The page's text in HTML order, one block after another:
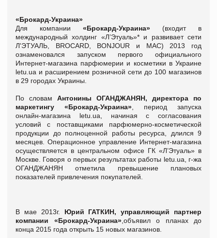
«Брокард-Украина»
Для компании «Брокард-Украина» (входит в
международный холдинг «Л’Этуаль»* и развивает сети
Л'ЭТУАЛЬ, BROCARD, BONJOUR и MAC) 2013 год
ознаменовался запуском первого официального
Интернет-магазина парфюмерии и косметики в Украине
letu.ua и расширением розничной сети до 100 магазинов
в 29 городах Украины.
По словам Антонины ОГАНДЖАНЯН, директора по
маркетингу «Брокард-Украина» , период запуска
онлайн-магазина letu.ua, начиная с согласования
условий с поставщиками парфюмерно-косметической
продукции до полноценной работы ресурса, длился 9
месяцев. Операционное управление Интернет-магазина
осуществляется в центральном офисе ГК «Л’Этуаль» в
Москве. Говоря о первых результатах работы letu.ua, г-жа
ОГАНДЖАНЯН отметила превышение плановых
показателей привлечения покупателей.
В мае 2013г. Юрий ГАТКИН, управляющий партнер
компании «Брокард-Украина»,объявил о планах до
конца 2015 года открыть 15 новых магазинов.